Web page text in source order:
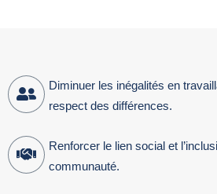
Diminuer les inégalités en
respect des différences.
Renforcer le lien social et
communauté.